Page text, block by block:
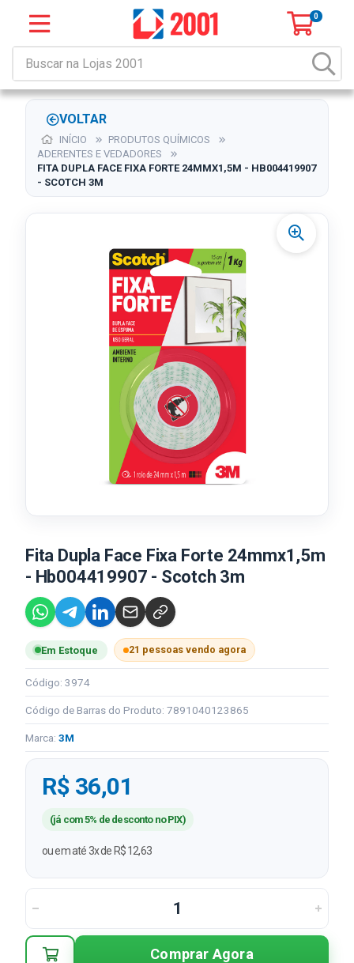
0
VOLTAR
INÍCIO
PRODUTOS QUÍMICOS
ADERENTES E VEDADORES
FITA DUPLA FACE FIXA FORTE 24MMX1,5M - HB004419907
- SCOTCH 3M
Fita Dupla Face Fixa Forte 24mmx1,5m
- Hb004419907 - Scotch 3m
Em Estoque 21 pessoas vendo agora
Código: 3974
Código de Barras do Produto: 7891040123865
Marca: 3M
R$ 36,01
(já com 5% de desconto no PIX)
ou em até 3x de R$ 12,63
Comprar Agora